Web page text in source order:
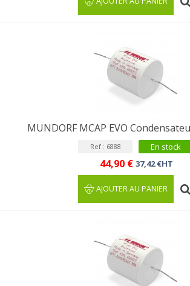
MUNDORF MCAP EVO
Ref : 6888 En stock
44,90 € 37,42 €HT
AJOUTER AU PANIER